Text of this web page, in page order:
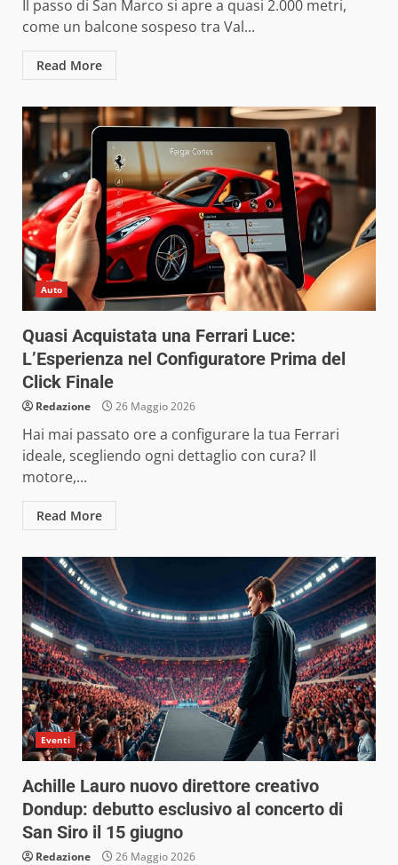
Il passo di San Marco si apre a quasi 2.000 metri,
come un balcone sospeso tra Val...
Read More
Auto
Quasi Acquistata una Ferrari Luce:
L’Esperienza nel Configuratore Prima del
Click Finale
Redazione 26 Maggio 2026
Hai mai passato ore a configurare la tua Ferrari
ideale, scegliendo ogni dettaglio con cura? Il
motore,...
Read More
Eventi
Achille Lauro nuovo direttore creativo
Dondup: debutto esclusivo al concerto di
San Siro il 15 giugno
Redazione 26 Maggio 2026